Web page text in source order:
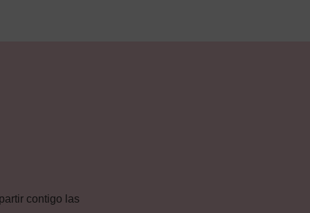
contigo las